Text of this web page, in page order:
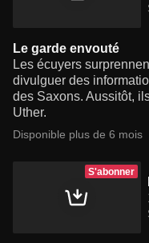
Le garde envouté
Les écuyers
divulguer des
des Saxons. Aussitôt,
Uther.
Disponible plus de 6 mois
S'abonner